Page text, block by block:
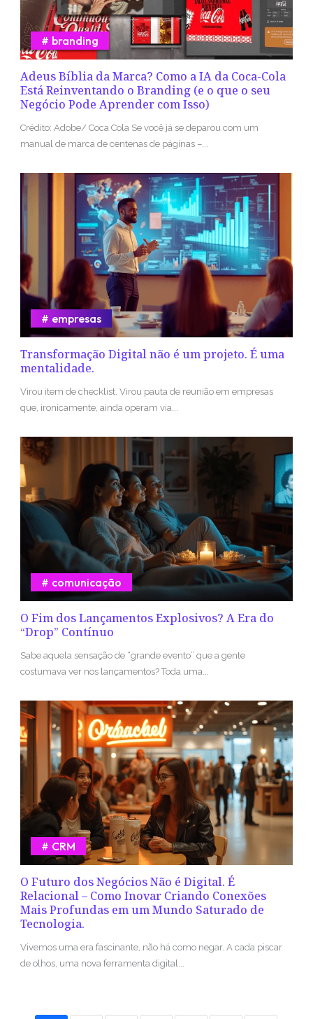
Adeus Bíblia da Marca? Como a IA da Coca-Cola
Está Reinventando o Branding (e o que o seu
Negócio Pode Aprender com Isso)
branding
Crédito: Adobe/ Coca Cola Se você já se deparou com um
manual de marca de centenas de páginas –...
Transformação Digital não é um projeto. É uma
mentalidade.
empresas
Virou item de checklist. Virou pauta de reunião em empresas
que, ironicamente, ainda operam via...
O Fim dos Lançamentos Explosivos? A Era do
“Drop” Contínuo
comunicação
Sabe aquela sensação de “grande evento” que a gente
costumava ver nos lançamentos? Toda uma...
O Futuro dos Negócios Não é Digital. É
Relacional – Como Inovar Criando Conexões
Mais Profundas em um Mundo Saturado de
Tecnologia.
CRM
Vivemos uma era fascinante, não há como negar. A cada piscar
de olhos, uma nova ferramenta digital...